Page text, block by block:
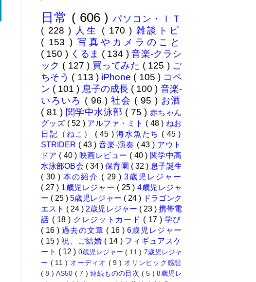
その可能性がほぼなくなったこと
は...
日常 ( 606 )パソコン・ＩＴ
( 228 ) 人生 ( 170 ) 雑談トピ
( 153 ) 写真やカメラのこと
( 150 ) くるま ( 134 )音楽-クラシ
ック ( 127 ) 買ってみた ( 125 ) ご
ちそう ( 113 ) iPhone ( 105 ) コペ
ン ( 101 ) 息子の成長 ( 100 ) 音楽-
いろいろ ( 96 )社会 ( 95 ) お酒
( 81 ) 関学中水泳部 ( 75 ) 赤ちゃん
グッズ ( 52 ) アルファ・ミト ( 48 ) ねお
日記（ねこ） ( 45 ) 海水魚たち ( 45 )
STRIDER ( 43 )音楽-演奏 ( 43 ) アウト
ドア ( 40 ) 映画レビュー ( 40 ) 関学中高
水泳部OB会 ( 34 )保育園 ( 32 ) 息子誕生
( 30 )本の紹介 ( 29 ) 3歳児レジャー
( 27 ) 1歳児レジャー ( 25 ) 4歳児レジャ
ー ( 25 )5歳児レジャー ( 24 ) ドラゴンク
エスト ( 24 ) 2歳児レジャー ( 23 ) 携帯電
話 ( 18 ) クレジットカード ( 17 )学び
( 16 )過去の文章 ( 16 )6歳児レジャー
( 15 )祝、ご結婚 ( 14 ) フィギュアスケ
ート ( 12 ) 0歳児レジャー( 11 ) 7歳児レジャ
ー ( 11 ) オーディオ ( 9 ) オリンピック感想
( 8 )AS50 ( 7 )連続ものの目次 ( 5 )8歳児レ